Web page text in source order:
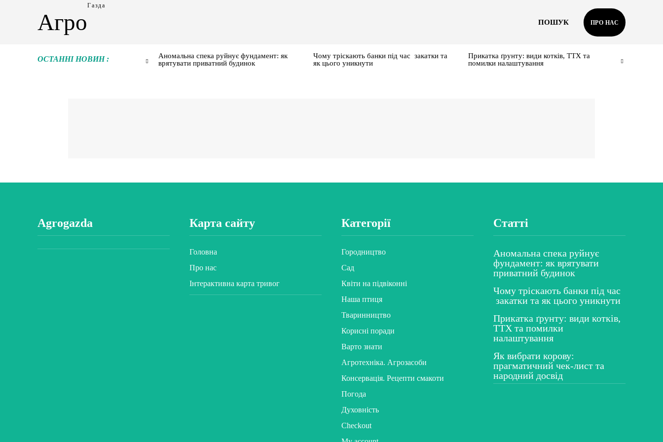
Агро
Газда
ПОШУК ПРО НАС
ОСТАННІ НОВИН :
Аномальна спека руйнує фундамент: як
врятувати приватний будинок
Чому тріскають банки під час закатки та
як цього уникнути
Прикатка ґрунту: види котків, ТТХ та
помилки налаштування
Agrogazda Карта сайту
Головна
Про нас
Інтерактивна карта тривог
Категорії
Городництво
Сад
Квіти на підвіконні
Наша птиця
Тваринництво
Корисні поради
Варто знати
Агротехніка. Агрозасоби
Консервація. Рецепти смакоти
Погода
Духовність
Checkout
Статті
Аномальна спека руйнує
фундамент: як врятувати
приватний будинок
Чому тріскають банки під час
закатки та як цього уникнути
Прикатка ґрунту: види котків,
ТТХ та помилки
налаштування
Як вибрати корову:
прагматичний чек-лист та
народний досвід